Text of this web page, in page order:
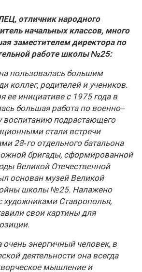
, отличник народного
начальных классов, много
заместителем директора по
работе школы №25:
пользовалась большим
коллег, родителей и учеников.
ее инициативе с1975года в
большая работа по военно–
воспитанию подрастающего
стали встречи
28‑го отдельного батальона
бригады, сформированной
Великой Отечественной
основан музей Великой
школы №25. Налажено
художниками Ставрополья,
свои картины для
.
очень энергичный человек, в
деятельности она всегда
мышление и